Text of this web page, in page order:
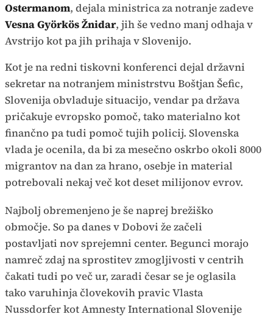
Ostermanom, dejala ministrica za notranje zadeve
Vesna Györkös Žnidar, jih še vedno manj odhaja v
Avstrijo kot pa jih prihaja v Slovenijo.
Kot je na redni tiskovni konferenci dejal državni
sekretar na notranjem ministrstvu Boštjan Šefic,
Slovenija obvladuje situacijo, vendar pa država
pričakuje evropsko pomoč, tako materialno kot
finančno pa tudi pomoč tujih policij. Slovenska
vlada je ocenila, da bi za mesečno oskrbo okoli 8000
migrantov na dan za hrano, osebje in material
potrebovali nekaj več kot deset milijonov evrov.
Najbolj obremenjeno je še naprej brežiško
območje. So pa danes v Dobovi že začeli
postavljati nov sprejemni center. Begunci morajo
namreč zdaj na sprostitev zmogljivosti v centrih
čakati tudi po več ur, zaradi česar se je oglasila
tako varuhinja človekovih pravic Vlasta
Nussdorfer kot Amnesty International Slovenije